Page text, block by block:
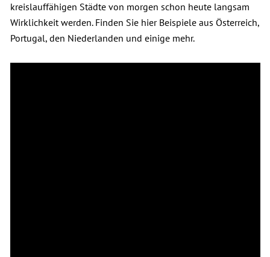
kreislauffähigen Städte von morgen schon heute langsam
Wirklichkeit werden. Finden Sie hier Beispiele aus Österreich,
Portugal, den Niederlanden und einige mehr.